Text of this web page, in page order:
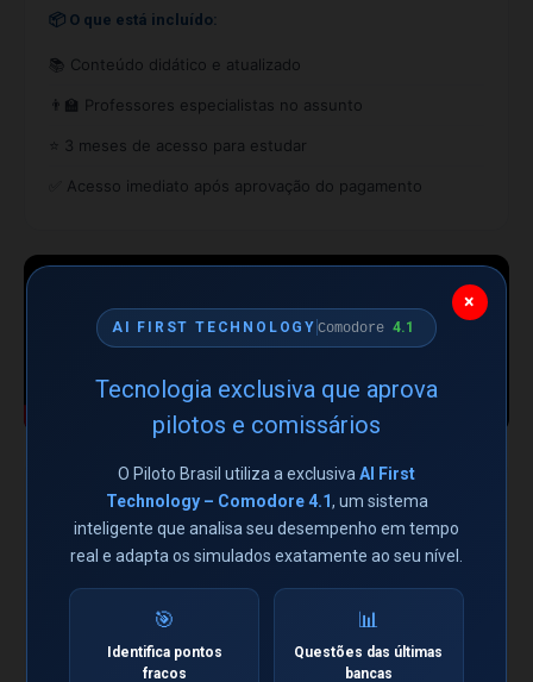
📦 O que está incluído:
📚 Conteúdo didático e atualizado
👨‍🏫 Professores especialistas no assunto
⭐ 3 meses de acesso para estudar
✅ Acesso imediato após aprovação do pagamento
📋 Descrição do produto
Preparamos o melhor conteúdo para você, agora você
vai aprender de verdade!
Ministrada pelo professor Kleber Candido.
KLEBER CANDIDO
é controlador de tráfego aéreo da Torre
instrutor de simulados de voo e professor / mestre das
×
AI FIRST TECHNOLOGY Comodore4.1
Tecnologia exclusiva que aprova
pilotos e comissários
O Piloto Brasil utiliza a exclusiva AI First
Technology – Comodore 4.1, um sistema
inteligente que analisa seu desempenho em tempo
real e adapta os simulados exatamente ao seu nível.
🎯
Identifica pontos
fracos
📊
Questões das últimas
bancas